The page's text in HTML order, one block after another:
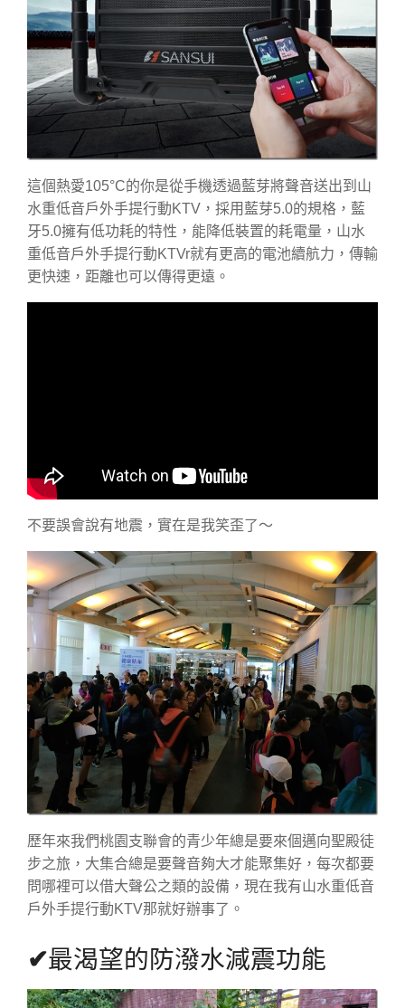
這個熱愛105°C的你是從手機透過藍芽將聲音送出到山
水重低音戶外手提行動KTV，採用藍芽5.0的規格，藍
牙5.0擁有低功耗的特性，能降低裝置的耗電量，山水
重低音戶外手提行動KTVr就有更高的電池續航力，傳輸
更快速，距離也可以傳得更遠。
不要誤會說有地震，實在是我笑歪了～
歷年來我們桃園支聯會的青少年總是要來個邁向聖殿徒
步之旅，大集合總是要聲音夠大才能聚集好，每次都要
問哪裡可以借大聲公之類的設備，現在我有山水重低音
戶外手提行動KTV那就好辦事了。
✔最渴望的防潑水減震功能